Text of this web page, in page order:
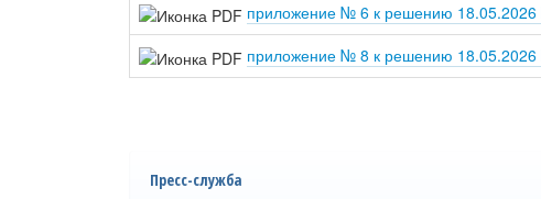
приложение № 6 к решению
приложение № 8 к решению
Пресс-служба